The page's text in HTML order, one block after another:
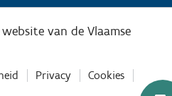
Privacy
Cookies